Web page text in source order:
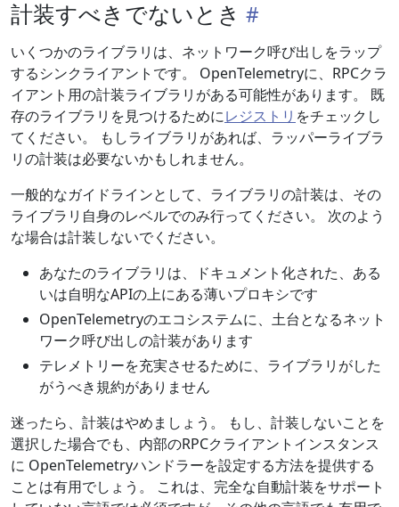
計装すべきでないとき
いくつかのライブラリは、ネットワーク呼び出しをラップ
するシンクライアントです。 OpenTelemetryに、RPCクラ
イアント用の計装ライブラリがある可能性があります。 既
存のライブラリを見つけるためにレジストリ をチェックし
てください。 もしライブラリがあれば、ラッパーライブラ
リの計装は必要ないかもしれません。
一般的なガイドラインとして、ライブラリの計装は、その
ライブラリ自身のレベルでのみ行ってください。 次のよう
な場合は計装しないでください。
あなたのライブラリは、ドキュメント化された、ある
いは自明なAPIの上にある薄いプロキシです
OpenTelemetryのエコシステムに、土台となるネット
ワーク呼び出しの計装があります
テレメトリーを充実させるために、ライブラリがした
がうべき規約がありません
迷ったら、計装はやめましょう。 もし、計装しないことを
選択した場合でも、内部のRPCクライアントインスタンス
に OpenTelemetryハンドラーを設定する方法を提供する
ことは有用でしょう。 これは、完全な自動計装をサポート